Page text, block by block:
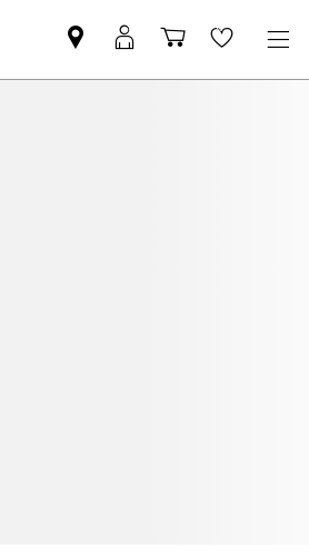
Mini
dealer
MyMini
login
Shopping
cart
Wishlist